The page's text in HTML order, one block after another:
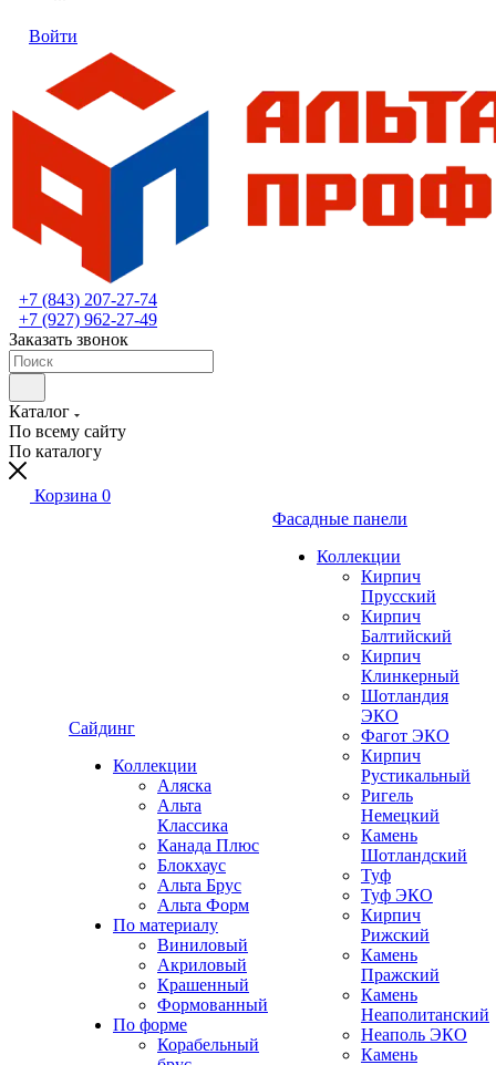
Войти
+7 (843) 207-27-74
+7 (927) 962-27-49
Заказать звонок
Каталог
По всему сайту
По каталогу
Корзина 0
Сайдинг
Коллекции
Аляска
Альта
Классика
Канада Плюс
Блокхаус
Альта Брус
Альта Форм
По материалу
Виниловый
Акриловый
Крашенный
Формованный
По форме
Корабельный
Фасадные панели
Коллекции
Кирпич
Прусский
Кирпич
Балтийский
Кирпич
Клинкерный
Шотландия
ЭКО
Фагот ЭКО
Кирпич
Рустикальный
Ригель
Немецкий
Камень
Шотландский
Туф
Туф ЭКО
Кирпич
Рижский
Камень
Пражский
Камень
Неаполитанский
Неаполь ЭКО
Камень